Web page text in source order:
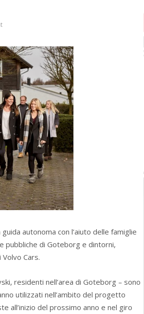
autonoma con l’aiuto delle famiglie
pubbliche di Goteborg e dintorni,
Cars.
residenti nell’area di Goteborg – sono
utilizzati nell’ambito del progetto
all’inizio del prossimo anno e nel giro